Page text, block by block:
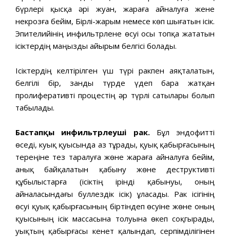
бүрлері қысқа әрі жуан, жараға айналуға жене
некрозға бейім, Бірлі-жарым немесе көп шығатын ісік.
Эпителийінің инфильтрлене өсуі осы топқа жататын
ісіктердің маңызды айырым белгісі болады.
Ісіктердің келтірілген үш түрі ракпен аяқталатын,
белгілі бір, занды түрде үдеп бара жатқан
пролиферативті процестің әр түрлі сатылары болып
табылады.
Бастапқы инфильтрлеуші рак.Бұл эндофитті
өседі, куық қуысында аз тұрады, қуық қабырғасының
тереңіне тез таралуға жөне жараға айналуға бейім,
анық байқалатын қабыну жөне деструктивті
құбылыстарға (ісіктің ірінді қабынуы, оның
айналасындағы буллездік ісік) ұласады. Рак ісігінің
өсуі қуық қабырғасының біртіндеп өсуіне жөне оның
қуысының ісік массасына толуына өкеп соқгырады,
Қуықтың қабырғасы кенет қалындап, серпімділігінен